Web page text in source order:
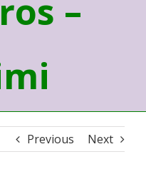
–
Previous Next